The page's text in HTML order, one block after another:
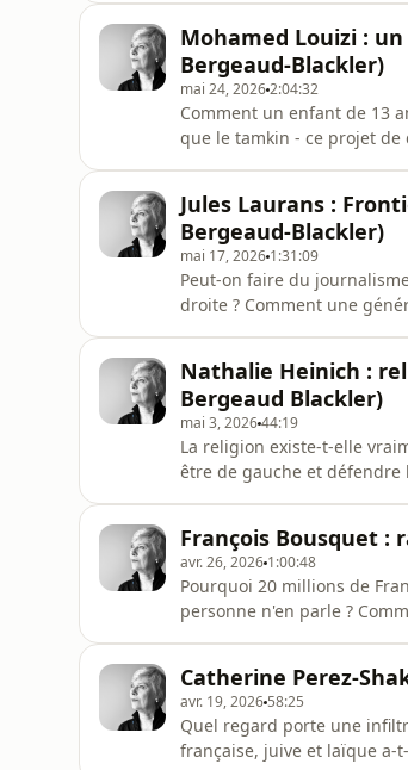
par Ausha. Visitez ausha
Mohamed Louizi :
Bergeaud-Blackler)
mai 24, 20262:04:32
Comment un enfant de 13
que le tamkin - ce projet
Mohamed Louizi, essayis
Jules Laurans :
Bergeaud-Blackler)
mai 17, 2026 1:31:09
Peut-on faire du
droite ? Comment une
CERIF, reçoit
Nathalie Heinich :
Bergeaud Blackler)
mai 3, 202644:19
La religion existe-t-elle
être de gauche et
elle déc
François Bousquet :
avr. 26, 2026 1:00:48
Pourquoi 20 millions de
personne n'en parle ?
présidente du
Catherine Perez-
avr. 19, 2026 58:25
Quel regard porte une
française, juive et laïque a-